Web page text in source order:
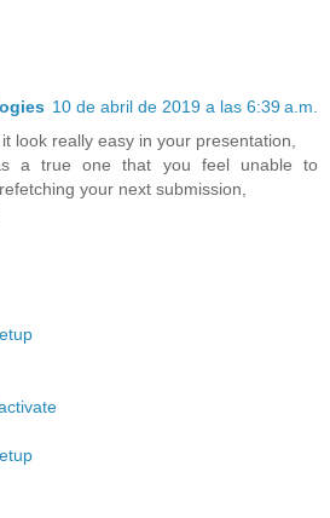
10 de abril de 2019 a las 6:39 a.m.
look really easy in your presentation,
a true one that you feel unable to
your next submission,